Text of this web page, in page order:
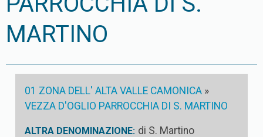
MARTINO
01 ZONA DELL' ALTA VALLE CAMONICA »
VEZZA D'OGLIO PARROCCHIA DI S. MARTINO
ALTRA DENOMINAZIONE: di S. Martino